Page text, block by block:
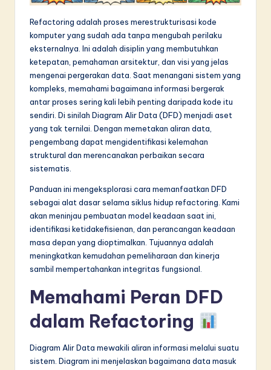
L
in
A
&
S
o
w
Refactoring adalah proses merestrukturisasi kode
komputer yang sudah ada tanpa mengubah perilaku
eksternalnya. Ini adalah disiplin yang membutuhkan
ketepatan, pemahaman arsitektur, dan visi yang jelas
mengenai pergerakan data. Saat menangani sistem yang
kompleks, memahami bagaimana informasi bergerak
antar proses sering kali lebih penting daripada kode itu
sendiri. Di sinilah Diagram Alir Data (DFD) menjadi aset
yang tak ternilai. Dengan memetakan aliran data,
pengembang dapat mengidentifikasi kelemahan
struktural dan merencanakan perbaikan secara
sistematis.
Panduan ini mengeksplorasi cara memanfaatkan DFD
sebagai alat dasar selama siklus hidup refactoring. Kami
akan meninjau pembuatan model keadaan saat ini,
identifikasi ketidakefisienan, dan perancangan keadaan
masa depan yang dioptimalkan. Tujuannya adalah
meningkatkan kemudahan pemeliharaan dan kinerja
sambil mempertahankan integritas fungsional.
Memahami Peran DFD
dalam Refactoring
Diagram Alir Data mewakili aliran informasi melalui suatu
sistem. Diagram ini menjelaskan bagaimana data masuk